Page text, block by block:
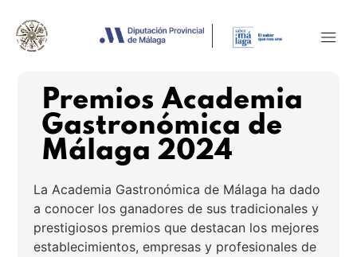
Premios Academia
Gastronómica de
Málaga 2024
La Academia Gastronómica de Málaga ha dado
a conocer los ganadores de sus tradicionales y
prestigiosos premios que destacan los mejores
establecimientos, empresas y profesionales de